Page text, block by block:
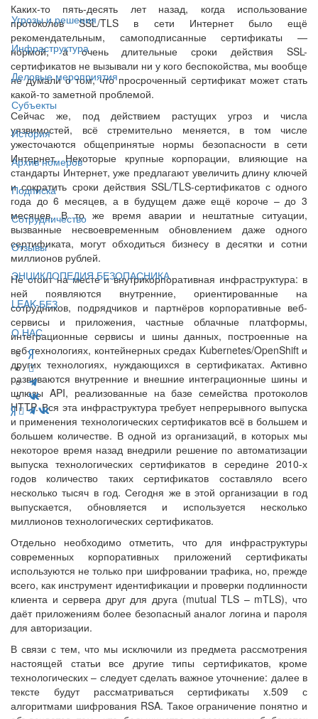
Угрозы и решения
Инфраструктура
Деловые мероприятия
Субъекты
История
Архив номеров
Подписка
Сотрудничество
Отзывы
ЭНЦИКЛОПЕДИЯ БЕЗОПАСНИКА
LEAK-БЕЗ
О НАС
Каких-то пять-десять лет назад, когда использование
протоколов SSL/TLS в сети Интернет было ещё
рекомендательным, самоподписанные сертификаты —
нормой, а очень длительные сроки действия SSL-
сертификатов не вызывали ни у кого беспокойства, мы вообще
не думали о том, что просроченный сертификат может стать
какой-то заметной проблемой.
Сейчас же, под действием растущих угроз и числа
уязвимостей, всё стремительно меняется, в том числе
ужесточаются общепринятые нормы безопасности в сети
Интернет. Некоторые крупные корпорации, влияющие на
стандарты Интернет, уже предлагают увеличить длину ключей
и сократить сроки действия SSL/TLS-сертификатов с одного
года до 6 месяцев, а в будущем даже ещё короче – до 3
месяцев. В то же время аварии и нештатные ситуации,
вызванные несвоевременным обновлением даже одного
сертификата, могут обходиться бизнесу в десятки и сотни
миллионов рублей.
Не стоит на месте и внутрикорпоративная инфраструктура: в
ней появляются внутренние, ориентированные на
сотрудников, подрядчиков и партнёров корпоративные веб-
сервисы и приложения, частные облачные платформы,
интеграционные сервисы и шины данных, построенные на
веб-технологиях, контейнерных средах Kubernetes/OpenShift и
других технологиях, нуждающихся в сертификатах. Активно
развиваются внутренние и внешние интеграционные шины и
шлюзы API, реализованные на базе семейства протоколов
HTTP. Вся эта инфраструктура требует непрерывного выпуска
и применения технологических сертификатов всё в большем и
большем количестве. В одной из организаций, в которых мы
некоторое время назад внедрили решение по автоматизации
выпуска технологических сертификатов в середине 2010-х
годов количество таких сертификатов составляло всего
несколько тысяч в год. Сегодня же в этой организации в год
выпускается, обновляется и используется несколько
миллионов технологических сертификатов.
Отдельно необходимо отметить, что для инфраструктуры
современных корпоративных приложений сертификаты
используются не только при шифровании трафика, но, прежде
всего, как инструмент идентификации и проверки подлинности
клиента и сервера друг для друга (mutual TLS – mTLS), что
даёт приложениям более безопасный аналог логина и пароля
для авторизации.
В связи с тем, что мы исключили из предмета рассмотрения
настоящей статьи все другие типы сертификатов, кроме
технологических – следует сделать важное уточнение: далее в
тексте будут рассматриваться сертификаты x.509 с
алгоритмами шифрования RSA. Такое ограничение понятно и